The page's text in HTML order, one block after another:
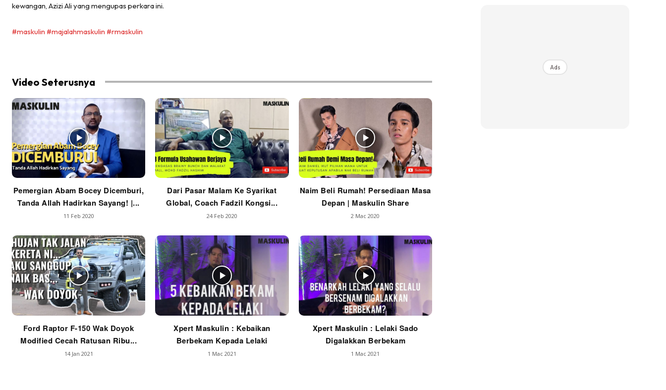
kewangan, Azizi Ali yang mengupas perkara ini.
#maskulin #majalahmaskulin #rmaskulin
Video Seterusnya
Pemergian Abam Bocey Dicemburi,
Tanda Allah Hadirkan Sayang! |...
11 Feb 2020
Dari Pasar Malam Ke Syarikat
Global, Coach Fadzil Kongsi...
24 Feb 2020
Naim Beli Rumah! Persediaan Masa
Depan | Maskulin Share
2 Mac 2020
Ford Raptor F-150 Wak Doyok
Modified Cecah Ratusan Ribu...
14 Jan 2021
Xpert Maskulin : Kebaikan
Berbekam Kepada Lelaki
1 Mac 2021
Xpert Maskulin : Lelaki Sado
Digalakkan Berbekam
1 Mac 2021
Ads